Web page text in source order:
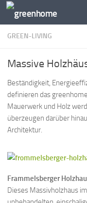
Zum Inhalt springen
GREEN-LIVING
Massive
Beständigkeit,
definieren das
Mauerwerk und Holz
überzeugen darüber
Architektur.
Frammelsberger
Dieses Massivholzhaus